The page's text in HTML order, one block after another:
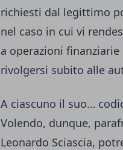
richiesti dal legittimo
nel caso in cui vi
a operazioni
rivolgersi subito alle
A ciascuno il suo…
Volendo, dunque,
Leonardo Sciascia,